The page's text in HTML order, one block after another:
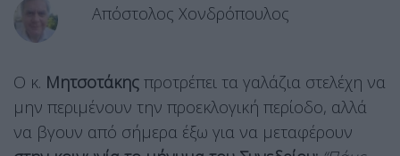
Απόστολος Χονδρόπουλος
Ο κ. Μητσοτάκης προτρέπει τα γαλάζια στελέχη να
μην περιμένουν την προεκλογική περίοδο, αλλά
να βγουν από σήμερα έξω για να μεταφέρουν